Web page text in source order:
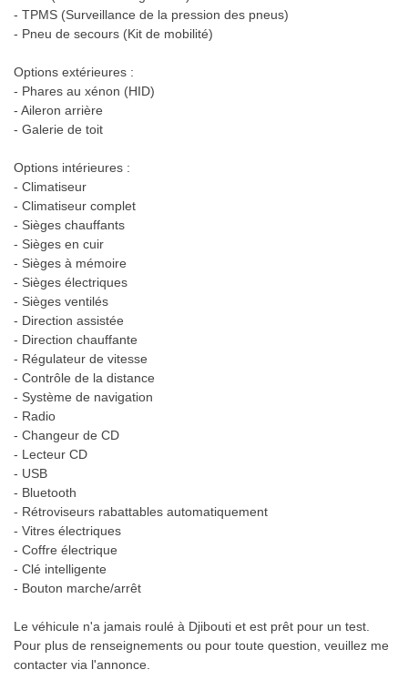
- TPMS (Surveillance de la pression des pneus)
- Pneu de secours (Kit de mobilité)
Options extérieures :
- Phares au xénon (HID)
- Aileron arrière
- Galerie de toit
Options intérieures :
- Climatiseur
- Climatiseur complet
- Sièges chauffants
- Sièges en cuir
- Sièges à mémoire
- Sièges électriques
- Sièges ventilés
- Direction assistée
- Direction chauffante
- Régulateur de vitesse
- Contrôle de la distance
- Système de navigation
- Radio
- Changeur de CD
- Lecteur CD
- USB
- Bluetooth
- Rétroviseurs rabattables automatiquement
- Vitres électriques
- Coffre électrique
- Clé intelligente
- Bouton marche/arrêt
Le véhicule n'a jamais roulé à Djibouti et est prêt pour un test.
Pour plus de renseignements ou pour toute question, veuillez me
contacter via l'annonce.